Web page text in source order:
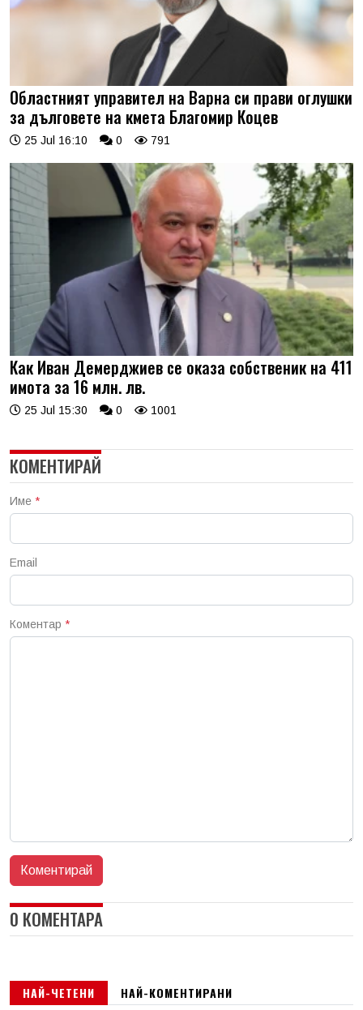
Областният управител на Варна си прави оглушки
за дълговете на кмета Благомир Коцев
25 Jul 16:10 0 791
Как Иван Демерджиев се оказа собственик на 411
имота за 16 млн. лв.
25 Jul 15:30 0 1001
КОМЕНТИРАЙ
Име *
Email
Коментар *
0 КОМЕНТАРА
НАЙ-ЧЕТЕНИ НАЙ-КОМЕНТИРАНИ